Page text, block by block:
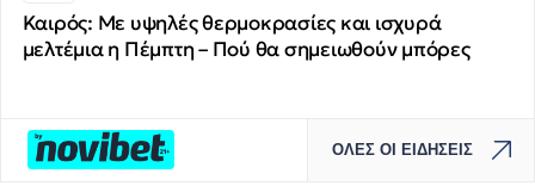
Καιρός: Με υψηλές θερμοκρασίες και ισχυρά
μελτέμια η Πέμπτη – Πού θα σημειωθούν μπόρες
ΟΛΕΣ ΟΙ ΕΙΔΗΣΕΙΣ